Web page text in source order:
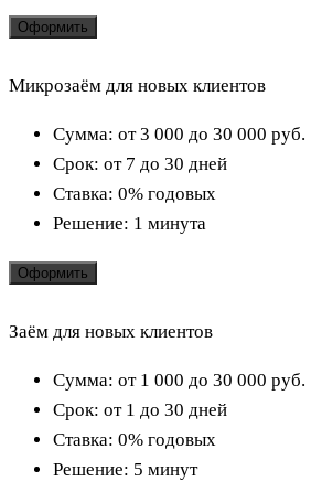
Оформить
Микрозаём для новых клиентов
Сумма: от 3 000 до 30 000 руб.
Срок: от 7 до 30 дней
Ставка: 0% годовых
Решение: 1 минута
Оформить
Заём для новых клиентов
Сумма: от 1 000 до 30 000 руб.
Срок: от 1 до 30 дней
Ставка: 0% годовых
Решение: 5 минут